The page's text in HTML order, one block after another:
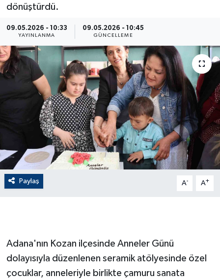
dönüştürdü.
09.05.2026 - 10:33
YAYINLANMA
09.05.2026 - 10:45
GÜNCELLEME
Paylaş A- A+
Adana'nın Kozan ilçesinde Anneler Günü
dolayısıyla düzenlenen seramik atölyesinde özel
çocuklar, anneleriyle birlikte çamuru sanata
Canlı Maç
ÇEVRE
Dış Haberler
Dünya
EĞİTİM
EKONOMİ
English News
Finans
GENEL